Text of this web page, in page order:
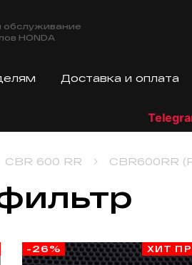
обслуживание
HONDA
Доставка и оплата
Telegram-канал:
CBR 600 RR CBR600RR
ХИТ
-26%